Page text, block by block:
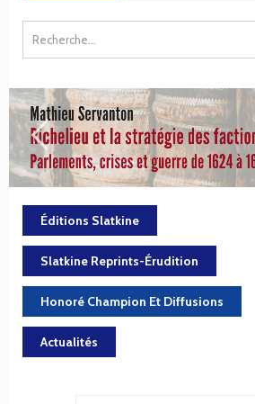
Éditions Slatkine
Slatkine Reprints-Érudition
Honoré Champion Et Diffusions
Actualités